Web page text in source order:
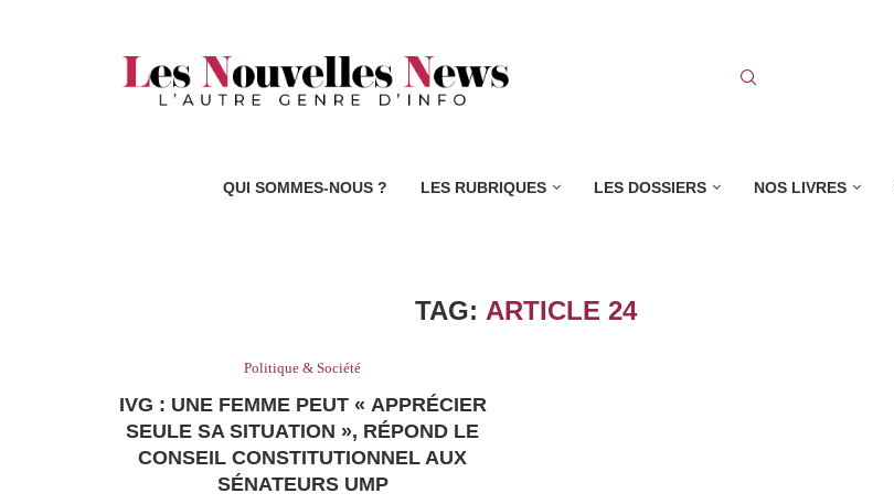
QUI SOMMES-NOUS ? LES RUBRIQUES LES DOSSIERS NOS LIVRES
TAG: ARTICLE 24
Politique & Société
IVG : UNE FEMME PEUT « APPRÉCIER
SEULE SA SITUATION », RÉPOND LE
CONSEIL CONSTITUTIONNEL AUX
SÉNATEURS UMP